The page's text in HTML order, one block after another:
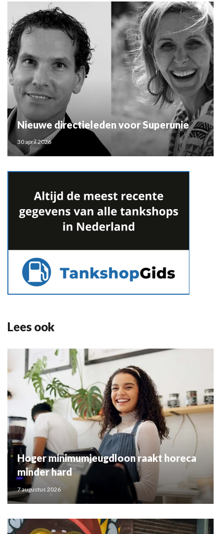
Nieuwe directieleden voor Superunie
30 april 2026
Lees ook
Hoger minimumjeugdloon raakt horeca
minder hard
7 augustus 2026